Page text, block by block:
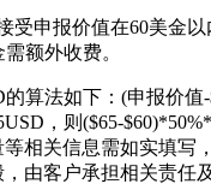
受申报价值在60美金
额外收费。
的算法如下：(申报价值
，则($65-
相关信息需如实填写
由客户承担相关责任